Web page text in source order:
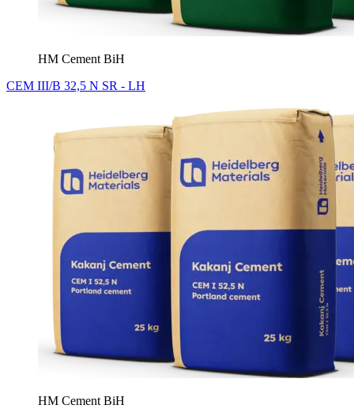
HM Cement BiH
CEM III/B 32,5 N SR - LH
HM Cement BiH